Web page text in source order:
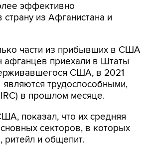
эффективно
из Афганистана и
части из прибывших в США
приехали в Штаты
США, в 2021
трудоспособными,
в прошлом месяце.
показал, что их средняя
секторов, в которых
и общепит.